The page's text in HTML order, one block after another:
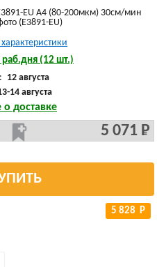
EU A4 (80-200мкм) 30см/мин
(E3891-EU)
раб.дня (12 шт.)
12 августа
14 августа
доставке
5 071 Р
5 828 Р